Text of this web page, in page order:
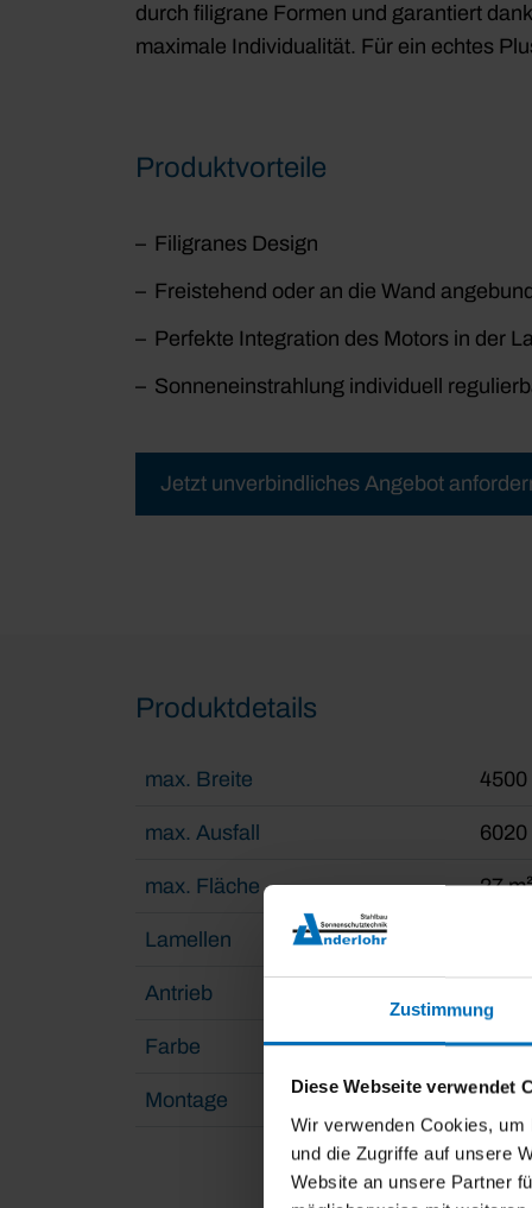
Zustimmung
Diese Webseite verwendet
Wir verwenden Cookies,
und die Zugriffe auf unsere
Website an unsere Partner
durch filigrane Formen und garantiert
maximale Individualität. Für ein echtes
Produktvorteile
Filigranes Design
Freistehend oder an die Wand
Perfekte Integration des Motors in der
Sonneneinstrahlung individuell
Jetzt unverbindliches Angebot
Produktdetails
max. Breite 4500
max. Ausfall 6020
max. Fläche 27 m²
Lamellen
Antrieb
Farbe
Montage